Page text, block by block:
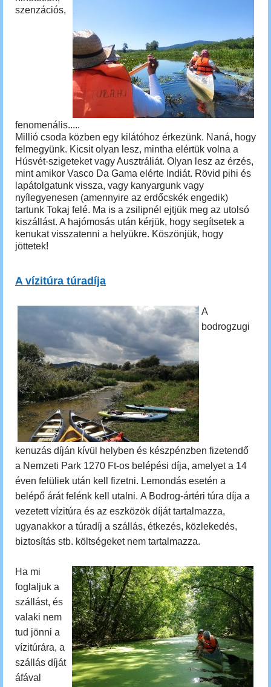
szenzációs,
fenomenális.....
Millió csoda közben egy kilátóhoz érkezünk. Naná, hogy
felmegyünk. Kicsit olyan lesz, mintha elértük volna a
Húsvét-szigeteket vagy Ausztráliát. Olyan lesz az érzés,
mint amikor Vasco Da Gama elérte Indiát. Rövid pihi és
lapátolgatunk vissza, vagy kanyargunk vagy
nyílegyenesen (amennyire az erdőcskék engedik)
tartunk Tokaj felé. Ma is a zsilipnél ejtjük meg az utolsó
kiszállást. A hajómosás után kérjük, hogy segítsetek a
kenukat visszatenni a helyükre. Köszönjük, hogy
jöttetek!
A vízitúra túradíja
A
bodrogzugi
kenuzás díján kívül helyben és készpénzben fizetendő
a Nemzeti Park 1270 Ft-os belépési díja, amelyet a 14
éven felüliek után kell fizetni. Lemondás esetén a
belépő árát felénk kell utalni. A Bodrog-ártéri túra díja a
vezetett vízitúra és az eszközök díját tartalmazza,
ugyanakkor a túradíj a szállás, étkezés, közlekedés,
biztosítás stb. költségeket nem tartalmazza.
Ha mi
foglaljuk a
szállást, és
valaki nem
tud jönni a
vízitúrára, a
szállás díját
áfával